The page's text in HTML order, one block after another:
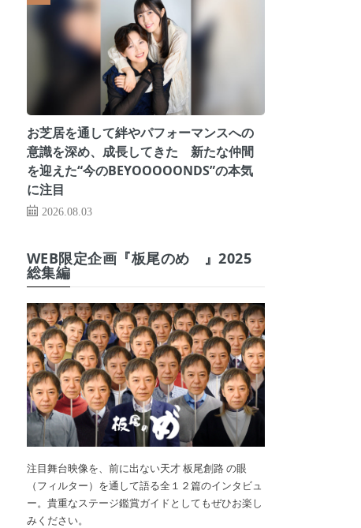
お芝居を通して絆やパフォーマンスへの
意識を深め、成長してきた 新たな仲間
を迎えた“今のBEYOOOOONDS”の本気
に注目
2026.08.03
WEB限定企画『板尾のめ゙』2025
総集編
注目舞台映像を、前に出ない天才 板尾創路 の眼
（フィルター）を通して語る全１２篇のインタビュ
ー。貴重なステージ鑑賞ガイドとしてもぜひお楽し
みください。